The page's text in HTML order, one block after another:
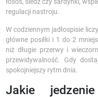
regulacji nastroju.
W codziennym jadłospisie
główne posiłki i 1 do 2
niż długie przerwy i
przewidywalność. Gdy
spokojniejszy rytm dnia.
Jakie